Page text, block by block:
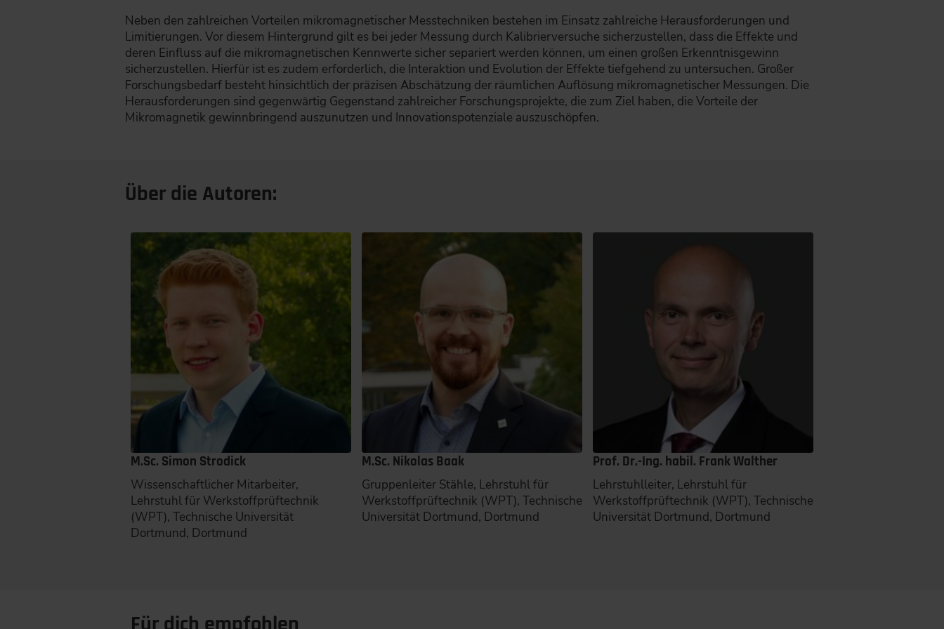
Neben den zahlreichen Vorteilen mikromagnetischer Messtechniken bestehen im Einsatz zahlreiche Herausforderungen und
Limitierungen. Vor diesem Hintergrund gilt es bei jeder Messung durch Kalibrierversuche sicherzustellen, dass die Effekte und
deren Einfluss auf die mikromagnetischen Kennwerte sicher separiert werden können, um einen großen Erkenntnisgewinn
sicherzustellen. Hierfür ist es zudem erforderlich, die Interaktion und Evolution der Effekte tiefgehend zu untersuchen. Großer
Forschungsbedarf besteht hinsichtlich der präzisen Abschätzung der räumlichen Auflösung mikromagnetischer Messungen. Die
Herausforderungen sind gegenwärtig Gegenstand zahlreicher Forschungsprojekte, die zum Ziel haben, die Vorteile der
Mikromagnetik gewinnbringend auszunutzen und Innovationspotenziale auszuschöpfen.
Über die Autoren:
M.Sc. Simon Strodick
Wissenschaftlicher Mitarbeiter,
Lehrstuhl für Werkstoffprüftechnik
(WPT), Technische Universität
Dortmund, Dortmund
M.Sc. Nikolas Baak
Gruppenleiter Stähle, Lehrstuhl für
Werkstoffprüftechnik (WPT), Technische
Universität Dortmund, Dortmund
Prof. Dr.-Ing. habil. Frank Walther
Lehrstuhlleiter, Lehrstuhl für
Werkstoffprüftechnik (WPT), Technische
Universität Dortmund, Dortmund